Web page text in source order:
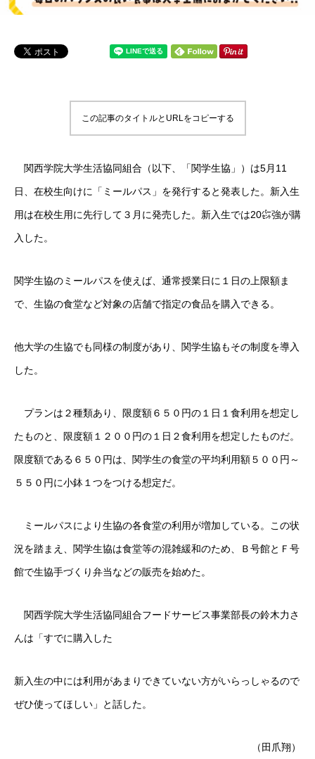
この記事のタイトルとURLをコピーする
関西学院大学生活協同組合（以下、「関学生協」）は5月11
日、在校生向けに「ミールパス」を発行すると発表した。新入生
用は在校生用に先行して３月に発売した。新入生では20㌫強が購
入した。
関学生協のミールパスを使えば、通常授業日に１日の上限額ま
で、生協の食堂など対象の店舗で指定の食品を購入できる。
他大学の生協でも同様の制度があり、関学生協もその制度を導入
した。
プランは２種類あり、限度額６５０円の１日１食利用を想定し
たものと、限度額１２００円の１日２食利用を想定したものだ。
限度額である６５０円は、関学生の食堂の平均利用額５００円～
５５０円に小鉢１つをつける想定だ。
ミールパスにより生協の各食堂の利用が増加している。この状
況を踏まえ、関学生協は食堂等の混雑緩和のため、Ｂ号館とＦ号
館で生協手づくり弁当などの販売を始めた。
関西学院大学生活協同組合フードサービス事業部長の鈴木力さ
んは「すでに購入した
新入生の中には利用があまりできていない方がいらっしゃるので
ぜひ使ってほしい」と話した。
（田爪翔）